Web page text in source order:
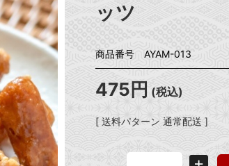
ッツ
商品番号 AYAM-013
475円 (税込)
[ 送料パターン 通常配送 ]